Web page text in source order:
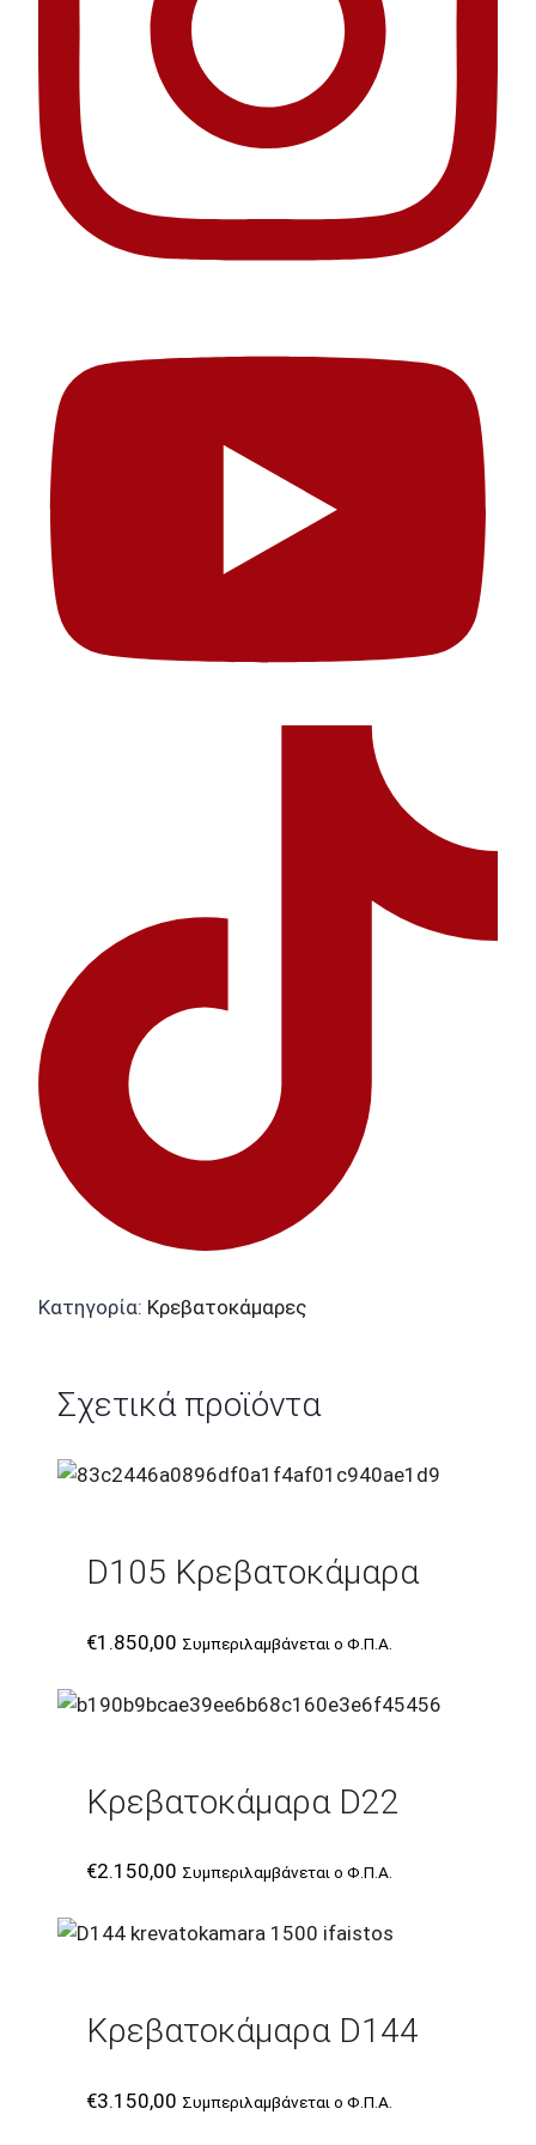
Κατηγορία: Κρεβατοκάμαρες
Σχετικά προϊόντα
D105 Κρεβατοκάμαρα
€1.850,00 Συμπεριλαμβάνεται ο Φ.Π.Α.
Κρεβατοκάμαρα D22
€2.150,00 Συμπεριλαμβάνεται ο Φ.Π.Α.
Κρεβατοκάμαρα D144
€3.150,00 Συμπεριλαμβάνεται ο Φ.Π.Α.